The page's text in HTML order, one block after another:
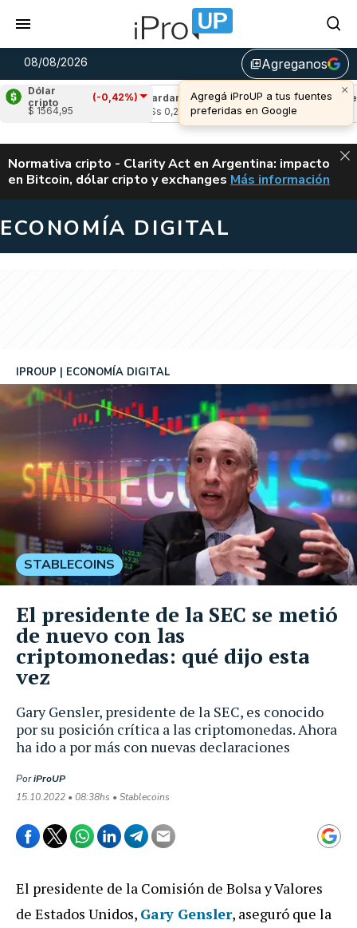
08/08/2026 library_addAgreganos
×
Agregá iProUP a tus fuentes
preferidas en Google
Dólar
cripto
(-0,42%)
$ 1564,95
(1,93%)
Cardano (1,03%)
u$s 0,20
Avalanche
u$s 6,54
ALERTA
Normativa cripto - Clarity Act en Argentina: impacto
en Bitcoin, dólar cripto y exchanges CLARITY ACT EN
Más información
ECONOMÍA DIGITAL
Gary Gensler, presidente de la SEC, es conocido
por su posición crítica a las criptomonedas. Ahora
ha ido a por más con nuevas declaraciones
IPROUP ECONOMÍA DIGITAL
PoriProUP
15.10.2022 • 08:38hs • Stablecoins
STABLECOINS
El presidente de la SEC se metió
de nuevo con las
criptomonedas: qué dijo esta
vez
El presidente de la Comisión de Bolsa y Valores
de Estados Unidos, Gary Gensler, aseguró que la